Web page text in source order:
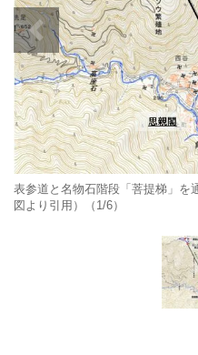
表参道と名物石階段「菩提梯」を
図より引用）（1/6）